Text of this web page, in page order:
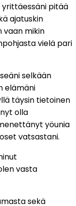
pitää
ajatuskin
vaan mikin
vielä pari
selkään
elämäni
täysin tietoinen
olla
yöunia
vatsastani.
vasta
sekä